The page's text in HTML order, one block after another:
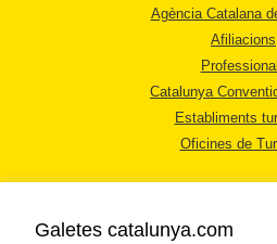
Agència Catalana
Afiliacions
Catalunya
Establiments
Oficines de
Galetes catalunya.com